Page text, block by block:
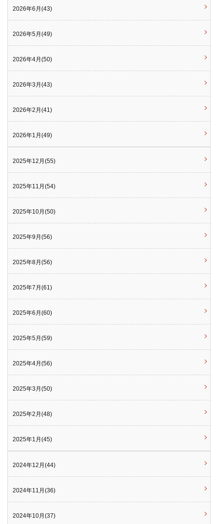
2026年6月(43)
2026年5月(49)
2026年4月(50)
2026年3月(43)
2026年2月(41)
2026年1月(49)
2025年12月(55)
2025年11月(54)
2025年10月(50)
2025年9月(56)
2025年8月(56)
2025年7月(61)
2025年6月(60)
2025年5月(59)
2025年4月(56)
2025年3月(50)
2025年2月(48)
2025年1月(45)
2024年12月(44)
2024年11月(36)
2024年10月(37)